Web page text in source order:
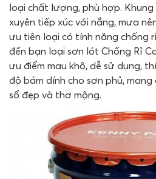
loại chất lượng, phù hợp.
xuyên tiếp xúc với nắng, mưa
ưu tiên loại có tính năng chống
đến bạn loại sơn lót Chống Rỉ
ưu điểm mau khô, dễ sử dụng,
độ bám dính cho sơn phủ,
sổ đẹp và thơ mộng.